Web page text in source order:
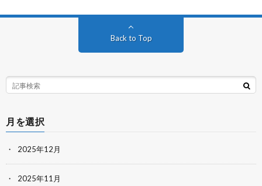
Back to Top
月を選択
2025年12月
2025年11月